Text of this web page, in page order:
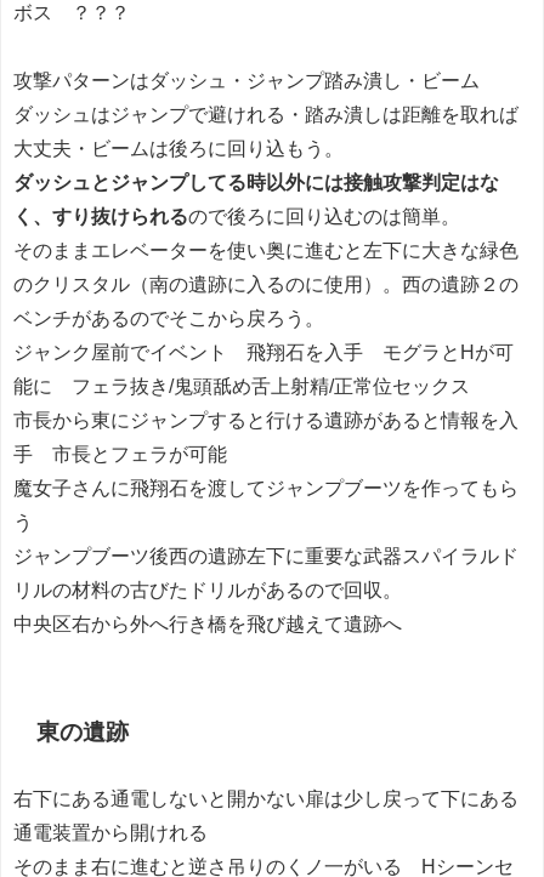
ボス ？？？
攻撃パターンはダッシュ・ジャンプ踏み潰し・ビーム
ダッシュはジャンプで避けれる・踏み潰しは距離を取れば
大丈夫・ビームは後ろに回り込もう。
ダッシュとジャンプしてる時以外には接触攻撃判定はな
く、すり抜けられるので後ろに回り込むのは簡単。
そのままエレベーターを使い奥に進むと左下に大きな緑色
のクリスタル（南の遺跡に入るのに使用）。西の遺跡２の
ベンチがあるのでそこから戻ろう。
ジャンク屋前でイベント 飛翔石を入手 モグラとHが可
能に フェラ抜き/鬼頭舐め舌上射精/正常位セックス
市長から東にジャンプすると行ける遺跡があると情報を入
手 市長とフェラが可能
魔女子さんに飛翔石を渡してジャンプブーツを作ってもら
う
ジャンプブーツ後西の遺跡左下に重要な武器スパイラルド
リルの材料の古びたドリルがあるので回収。
中央区右から外へ行き橋を飛び越えて遺跡へ
東の遺跡
右下にある通電しないと開かない扉は少し戻って下にある
通電装置から開けれる
そのまま右に進むと逆さ吊りのくノ一がいる Hシーンセ